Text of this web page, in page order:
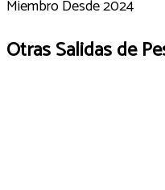
Miembro Desde 2024
Otras Salidas de